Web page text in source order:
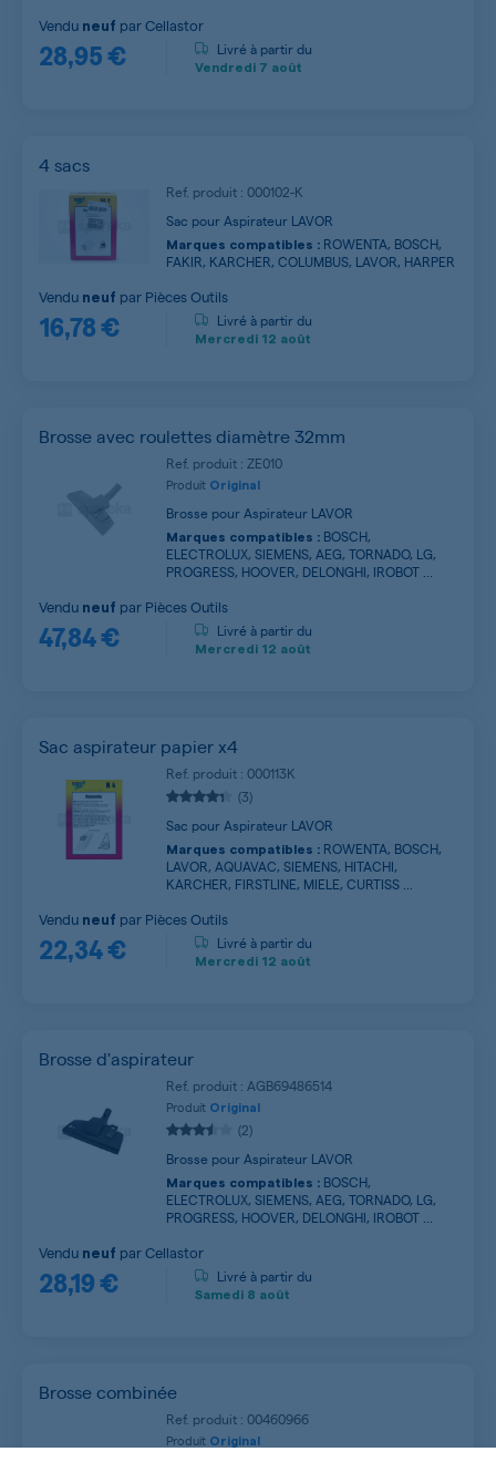
28,95 €
Vendu neuf parCellastor
Livré à partir du
Vendredi 7 août
4 sacs
Ref. produit : 000102-K
Sac pour Aspirateur LAVOR
Marques compatibles : ROWENTA, BOSCH,
FAKIR, KARCHER, COLUMBUS, LAVOR, HARPER
16,78 €
Vendu neuf par Pièces Outils
Livré à partir du
Mercredi 12 août
Brosse avec roulettes diamètre 32mm
Ref. produit : ZE010
Produit Original
Brosse pour Aspirateur LAVOR
Marques compatibles : BOSCH,
ELECTROLUX, SIEMENS, AEG, TORNADO, LG,
PROGRESS, HOOVER, DELONGHI, IROBOT ...
47,84 €
Vendu neuf par Pièces Outils
Livré à partir du
Mercredi 12 août
Sac aspirateur papier x4
Ref. produit : 000113K
(3)
Sac pour Aspirateur LAVOR
Marques compatibles : ROWENTA, BOSCH,
LAVOR, AQUAVAC, SIEMENS, HITACHI,
KARCHER, FIRSTLINE, MIELE, CURTISS ...
22,34 €
Vendu neuf par Pièces Outils
Livré à partir du
Mercredi 12 août
Brosse d'aspirateur
Ref. produit : AGB69486514
Produit Original
(2)
Brosse pour Aspirateur LAVOR
Marques compatibles : BOSCH,
ELECTROLUX, SIEMENS, AEG, TORNADO, LG,
PROGRESS, HOOVER, DELONGHI, IROBOT ...
28,19 €
Vendu neuf parCellastor
Livré à partir du
Samedi 8 août
Brosse combinée
Ref. produit : 00460966
Produit Original